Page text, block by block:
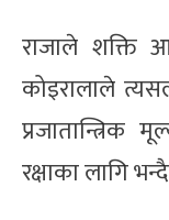
राजाले शक्ति
कोइरालाले
प्रजातान्त्रिक
रक्षाका लागि